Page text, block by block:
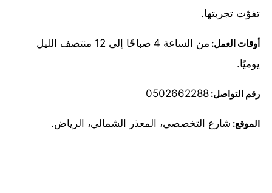
تفوّت تجربتها.
أوقات العمل:
من الساعة 4 صباحًا إلى 12 منتصف الليل
يوميًا.
رقم التواصل: 0502662288
الموقع: شارع التخصصي، المعذر الشمالي، الرياض.